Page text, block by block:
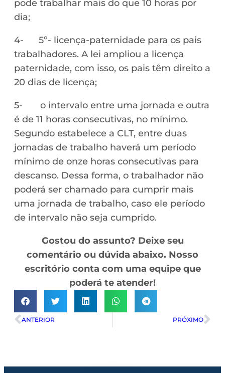
pode trabalhar mais do que 10 horas por
dia;
4- 5º- licença-paternidade para os pais
trabalhadores. A lei ampliou a licença
paternidade, com isso, os pais têm direito a
20 dias de licença;
5- o intervalo entre uma jornada e outra
é de 11 horas consecutivas, no mínimo.
Segundo estabelece a CLT, entre duas
jornadas de trabalho haverá um período
mínimo de onze horas consecutivas para
descanso. Dessa forma, o trabalhador não
poderá ser chamado para cumprir mais
uma jornada de trabalho, caso ele período
de intervalo não seja cumprido.
Gostou do assunto? Deixe seu
comentário ou dúvida abaixo. Nosso
escritório conta com uma equipe que
poderá te atender!
ANTERIOR PRÓXIMO